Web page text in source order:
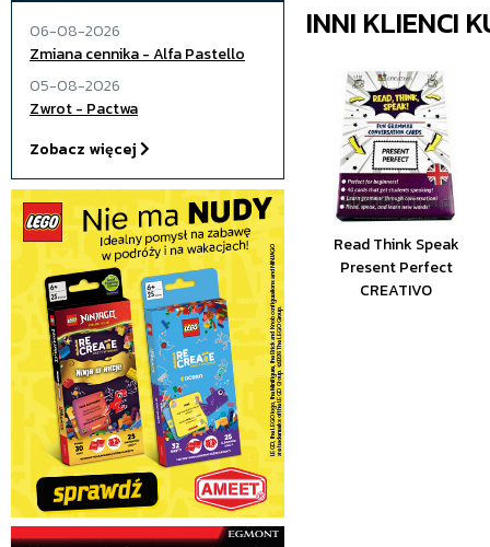
06-08-2026
Zmiana cennika - Alfa Pastello
05-08-2026
Zwrot - Pactwa
Zobacz więcej
INNI KLIENCI
Read Think Speak
Present Perfect
CREATIVO